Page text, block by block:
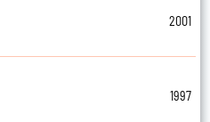
2001
1997